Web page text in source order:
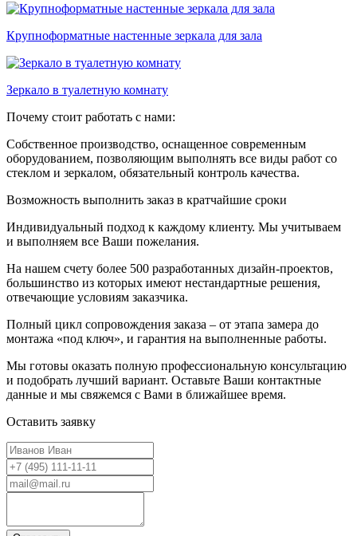
Крупноформатные настенные зеркала для зала
Зеркало в туалетную комнату
Почему стоит работать с нами:
Собственное производство, оснащенное современным
оборудованием, позволяющим выполнять все виды работ со
стеклом и зеркалом, обязательный контроль качества.
Возможность выполнить заказ в кратчайшие сроки
Индивидуальный подход к каждому клиенту. Мы учитываем
и выполняем все Ваши пожелания.
На нашем счету более 500 разработанных дизайн-проектов,
большинство из которых имеют нестандартные решения,
отвечающие условиям заказчика.
Полный цикл сопровождения заказа – от этапа замера до
монтажа «под ключ», и гарантия на выполненные работы.
Мы готовы оказать полную профессиональную консультацию
и подобрать лучший вариант. Оставьте Ваши контактные
данные и мы свяжемся с Вами в ближайшее время.
Оставить заявку